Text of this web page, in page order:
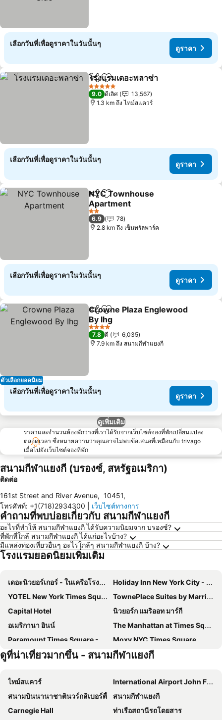
เลือกวันที่เพื่อดูราคาในวันนั้นๆ
ดูราคา
แชร์ เพิ่มในรายการโปรด
โรงแรมเดอะพลาซ่า
5 ดาว
9.0 ดีเลิศ
13,567
1.3 km ถึง ไทม์สแควร์
เลือกวันที่เพื่อดูราคาในวันนั้นๆ
ดูราคา
แชร์ เพิ่มในรายการโปรด
NYC Townhouse
Apartment
2 ดาว
6.9
78
2.8 km ถึง เซ็นทรัลพาร์ค
เลือกวันที่เพื่อดูราคาในวันนั้นๆ
ดูราคา
ตัวเลือกยอดนิยม
แชร์ เพิ่มในรายการโปรด
Crowne Plaza Englewood
By Ihg
4 ดาว
7.8 ดี
6,035
7.9 km ถึง สนามกีฬาแยงกี
เลือกวันที่เพื่อดูราคาในวันนั้นๆ
ดูราคา
ดูเพิ่มเติม
ราคาและจำนวนห้องพักว่างที่เราได้รับจากเว็บไซต์จองที่พักเปลี่ยนแปลง
ตลอดเวลา ซึ่งหมายความว่าคุณอาจไม่พบข้อเสนอที่เหมือนกับ trivago
เมื่อไปยังเว็บไซต์จองที่พัก
สนามกีฬาแยงกี (บรองซ์, สหรัฐอเมริกา)
ติดต่อ
161st Street and River Avenue, 10451,
โทรศัพท์: +1(718)2934300 เว็บไซต์ทางการ
คำถามที่พบบ่อยเกี่ยวกับ สนามกีฬาแยงกี
อะไรที่ทำให้ สนามกีฬาแยงกี ได้รับความนิยมจาก บรองซ์?
ที่พักที่ใกล้ สนามกีฬาแยงกี ได้แก่อะไรบ้าง?
มีแหล่งท่องเที่ยวอื่นๆ อะไรใกล้ๆ สนามกีฬาแยงกี บ้าง?
โรงแรมยอดนิยมเพิ่มเติม
เดอะนิวยอร์เกอร์ - ในเครือโรงแรมวินด์แฮม
Holiday Inn New York City - Times Square By Ihg
YOTEL New York Times Square
TownePlace Suites by Marriott New York Long Island City/Manhattan View
Capital Hotel
นิวยอร์ก แมริออท มาร์กี
อเมริกานา อินน์
The Manhattan at Times Square Hotel
Paramount Times Square - A Generator Hotel
Moxy NYC Times Square
Holiday Inn Express New York City Times Square By Ihg
DoubleTree by Hilton New York Times Square West
ดับเบิลยู นิวยอร์ก - ไทม์สแควร์
LIC Manhattan View Hotel
DoubleTree by Hilton New York Downtown
InterContinental New York Times Square by IHG
Harmony Suites Secaucus Meadowlands
โรงแรมเชอราตัน ลินคอล์นฮาร์เบอร์
ดูที่น่าเที่ยวมากขึ้น - สนามกีฬาแยงกี
ไทม์สแควร์
International Airport John F. Kennedy
สนามบินนานาชาตินวร์กลิเบอร์ตี้
สนามกีฬาแยงกี
Carnegie Hall
ท่าเรือสถานีรถโดยสาร